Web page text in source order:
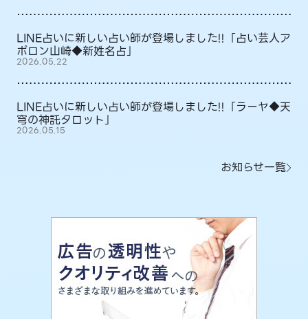
LINE占いに新しい占い師が登場しました!!「占い芸人ア
ポロン山崎◆新姓名占」
2026.05.22
LINE占いに新しい占い師が登場しました!!「ラーヤ◆天
穹の神託タロット」
2026.05.15
お知らせ一覧